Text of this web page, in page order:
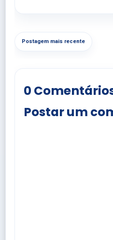
Postagem mais recente
0
Postar um